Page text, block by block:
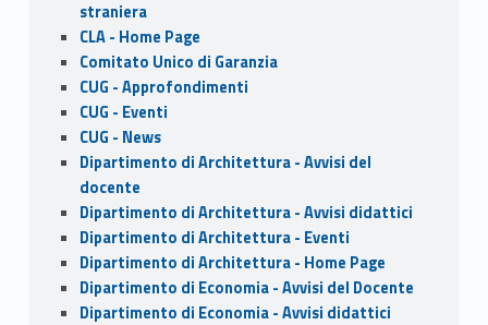
k
straniera
CLA - Home Page
Comitato Unico di Garanzia
CUG - Approfondimenti
CUG - Eventi
CUG - News
Dipartimento di Architettura - Avvisi del
docente
Dipartimento di Architettura - Avvisi didattici
Dipartimento di Architettura - Eventi
Dipartimento di Architettura - Home Page
Dipartimento di Economia - Avvisi del Docente
Dipartimento di Economia - Avvisi didattici